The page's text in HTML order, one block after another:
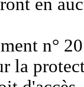
en
n°
la